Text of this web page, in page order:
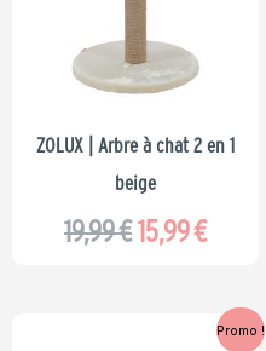
ZOLUX | Arbre à chat 2 en 1
beige
19,99€
était :
19,99 €.
15,99€
Promo !
Le